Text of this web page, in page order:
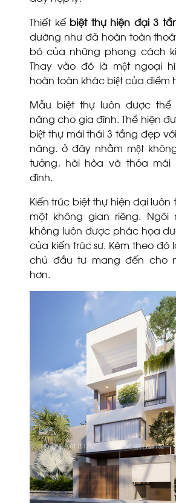
Thiết kế biệt thự hiện đại 3
dường như đã hoàn toàn
bó của những phong cách
Thay vào đó là một ngoại
hoàn toàn khác biệt của điểm
Mẫu biệt thự luôn được thể
năng cho gia đình. Thể hiện
biệt thự mái thái 3 tầng đẹp
năng. ở đây nhằm một
tưởng, hài hòa và thỏa mái
đình.
Kiến trúc biệt thự hiện đại luôn
một không gian riêng.
không luôn được phác họa
của kiến trúc sư. Kèm theo đó
chủ đầu tư mang đến cho
hơn.